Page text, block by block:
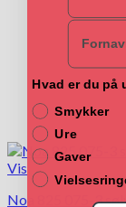
Vis
Noa 825 075-3
Navn
Hvad er du på
Smykker
Ure
Gaver